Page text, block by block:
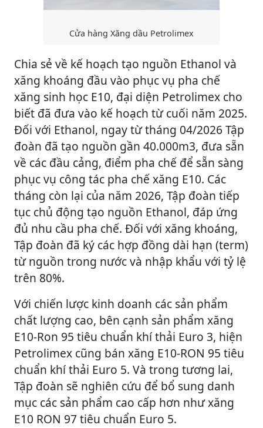
Cửa hàng Xăng dầu Petrolimex
Chia sẻ về kế hoạch tạo nguồn Ethanol và
xăng khoáng đầu vào phục vụ pha chế
xăng sinh học E10, đại diện Petrolimex cho
biết đã đưa vào kế hoạch từ cuối năm 2025.
Đối với Ethanol, ngay từ tháng 04/2026 Tập
đoàn đã tạo nguồn gần 40.000m3, đưa sẵn
về các đầu cảng, điểm pha chế để sẵn sàng
phục vụ công tác pha chế xăng E10. Các
tháng còn lại của năm 2026, Tập đoàn tiếp
tục chủ động tạo nguồn Ethanol, đáp ứng
đủ nhu cầu pha chế. Đối với xăng khoáng,
Tập đoàn đã ký các hợp đồng dài hạn (term)
từ nguồn trong nước và nhập khẩu với tỷ lệ
trên 80%.
Với chiến lược kinh doanh các sản phẩm
chất lượng cao, bên cạnh sản phẩm xăng
E10-Ron 95 tiêu chuẩn khí thải Euro 3, hiện
Petrolimex cũng bán xăng E10-RON 95 tiêu
chuẩn khí thải Euro 5. Và trong tương lai,
Tập đoàn sẽ nghiên cứu để bổ sung danh
mục các sản phẩm cao cấp hơn như xăng
E10 RON 97 tiêu chuẩn Euro 5.